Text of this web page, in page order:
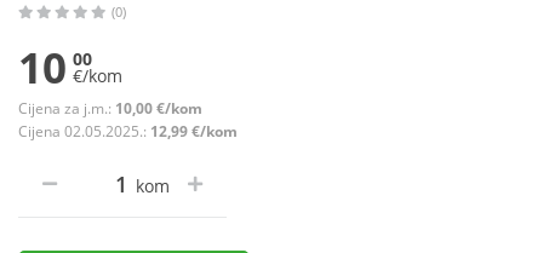
(0)
10 00
€/kom
Cijena za j.m.: 10,00 €/kom
Cijena 02.05.2025.: 12,99 €/kom
kom